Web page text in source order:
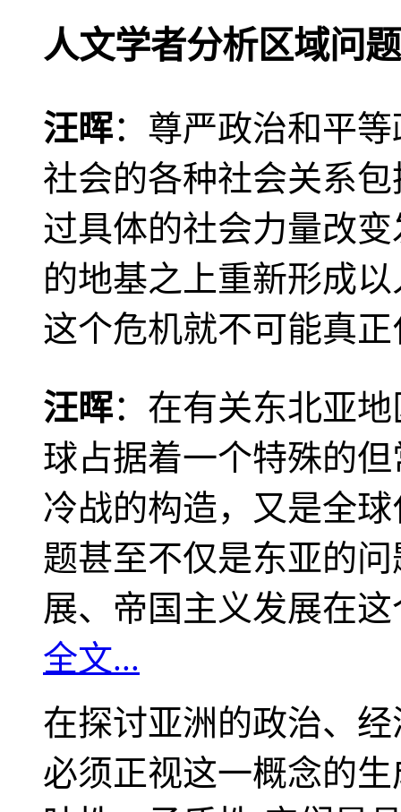
人文学者分析区域问题
汪晖：尊严政治和平
社会的各种社会关系
过具体的社会力量改
的地基之上重新形成
这个危机就不可能真
汪晖：在有关东北亚
球占据着一个特殊的
冷战的构造，又是全
题甚至不仅是东亚的
展、帝国主义发展在
全文...
在探讨亚洲的政治、
必须正视这一概念的